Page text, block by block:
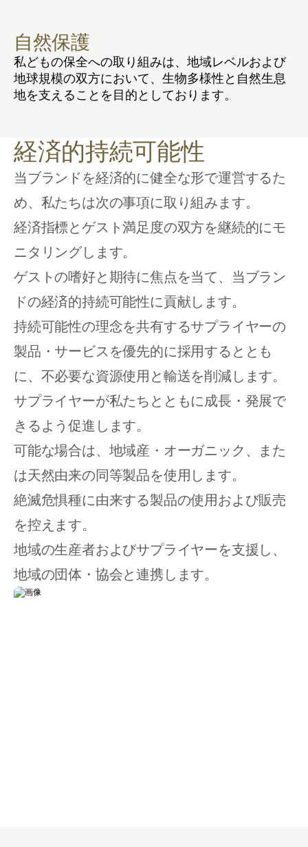
自然保護
私どもの保全への取り組みは、地域レベルおよび
地球規模の双方において、生物多様性と自然生息
地を支えることを目的としております。
経済的持続可能性
当ブランドを経済的に健全な形で運営するた
め、私たちは次の事項に取り組みます。
経済指標とゲスト満足度の双方を継続的にモ
ニタリングします。
ゲストの嗜好と期待に焦点を当て、当ブラン
ドの経済的持続可能性に貢献します。
持続可能性の理念を共有するサプライヤーの
製品・サービスを優先的に採用するととも
に、不必要な資源使用と輸送を削減します。
サプライヤーが私たちとともに成長・発展で
きるよう促進します。
可能な場合は、地域産・オーガニック、また
は天然由来の同等製品を使用します。
絶滅危惧種に由来する製品の使用および販売
を控えます。
地域の生産者およびサプライヤーを支援し、
地域の団体・協会と連携します。